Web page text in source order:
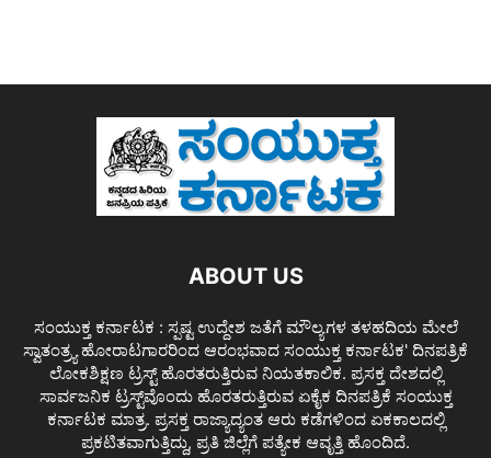
ABOUT US
ಸಂಯುಕ್ತ ಕರ್ನಾಟಕ : ಸ್ಪಷ್ಟ ಉದ್ದೇಶ ಜತೆಗೆ ಮೌಲ್ಯಗಳ ತಳಹದಿಯ ಮೇಲೆ
ಸ್ವಾತಂತ್ರ್ಯ ಹೋರಾಟಗಾರರಿಂದ ಆರಂಭವಾದ ಸಂಯುಕ್ತ ಕರ್ನಾಟಕ' ದಿನಪತ್ರಿಕೆ
ಲೋಕಶಿಕ್ಷಣ ಟ್ರಸ್ಟ್ ಹೊರತರುತ್ತಿರುವ ನಿಯತಕಾಲಿಕ. ಪ್ರಸಕ್ತ ದೇಶದಲ್ಲಿ
ಸಾರ್ವಜನಿಕ ಟ್ರಸ್ಟ್‌ವೊಂದು ಹೊರತರುತ್ತಿರುವ ಏಕೈಕ ದಿನಪತ್ರಿಕೆ ಸಂಯುಕ್ತ
ಕರ್ನಾಟಕ ಮಾತ್ರ. ಪ್ರಸಕ್ತ ರಾಜ್ಯಾದ್ಯಂತ ಆರು ಕಡೆಗಳಿಂದ ಏಕಕಾಲದಲ್ಲಿ
ಪ್ರಕಟಿತವಾಗುತ್ತಿದ್ದು, ಪ್ರತಿ ಜಿಲ್ಲೆಗೆ ಪತ್ಯೇಕ ಆವೃತ್ತಿ ಹೊಂದಿದೆ.